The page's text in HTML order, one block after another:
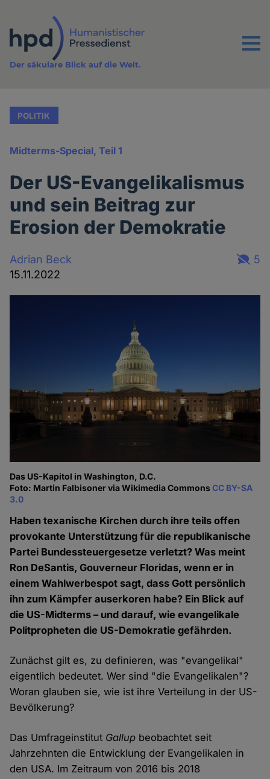
Inhalt
Menu
Der säkulare Blick auf die Welt.
POLITIK
Midterms-Special, Teil 1
Der US-Evangelikalismus
und sein Beitrag zur
Erosion der Demokratie
Adrian Beck
15.11.2022
5
Das US-Kapitol in Washington, D.C.
Foto: Martin Falbisoner via Wikimedia CommonsCC BY-SA
3.0
Haben texanische Kirchen durch ihre teils offen
provokante Unterstützung für die republikanische
Partei Bundessteuergesetze verletzt? Was meint
Ron DeSantis, Gouverneur Floridas, wenn er in
einem Wahlwerbespot sagt, dass Gott persönlich
ihn zum Kämpfer auserkoren habe? Ein Blick auf
die US-Midterms – und darauf, wie evangelikale
Politpropheten die US-Demokratie gefährden.
Zunächst gilt es, zu definieren, was "evangelikal"
eigentlich bedeutet. Wer sind "die Evangelikalen"?
Woran glauben sie, wie ist ihre Verteilung in der US-
Bevölkerung?
Das Umfrageinstitut Gallup beobachtet seit
Jahrzehnten die Entwicklung der Evangelikalen in
den USA. Im Zeitraum von 2016 bis 2018